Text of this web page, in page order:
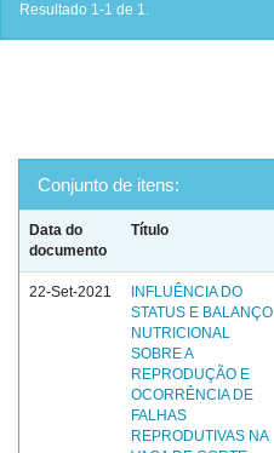
Resultado 1-1 de 1.
Conjunto de itens:
Data do
documento
Título
22-Set-2021
INFLUÊNCIA DO
STATUS E BALANÇO
NUTRICIONAL
SOBRE A
REPRODUÇÃO E
OCORRÊNCIA DE
FALHAS
REPRODUTIVAS NA